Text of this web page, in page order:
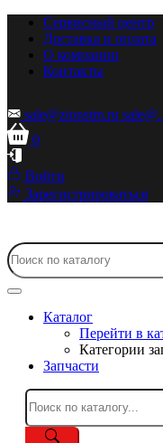
Сервисный центр
Доставка и оплата
О компании
Контакты
sale@zionstm.ru
0
Войти
Зарегистрироваться
Каталог
Перейти в
Категории
Запчасти